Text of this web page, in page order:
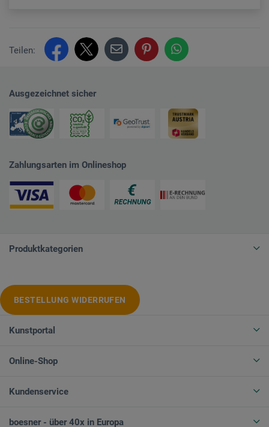
Teilen:
Ausgezeichnet sicher
Zahlungsarten im Onlineshop
Produktkategorien
BESTELLUNG WIDERRUFEN
Kunstportal
Online-Shop
Kundenservice
boesner - über 40x in Europa